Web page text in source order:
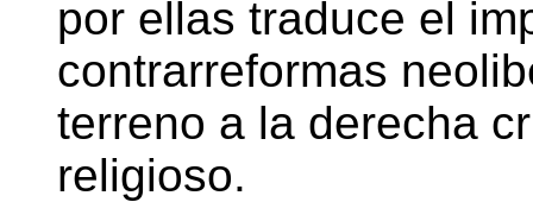
por ellas traduce el
contrarreformas
terreno a la derecha
religioso.